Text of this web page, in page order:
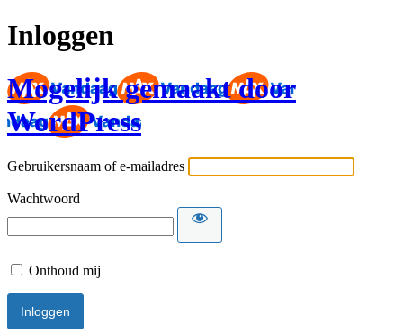
Inloggen
Mogelijk gemaakt door
WordPress
Gebruikersnaam of e-mailadres
Wachtwoord
Onthoud mij